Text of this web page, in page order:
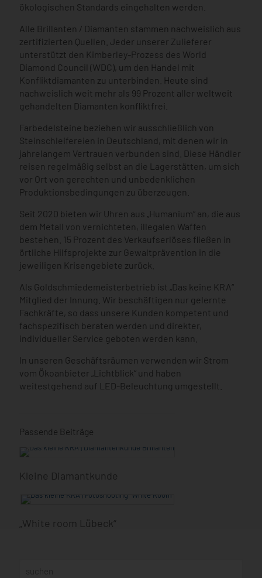
ökologischen Standards eingehalten werden.
Alle Brillanten / Diamanten stammen nachweislich aus
zertifizierten Quellen. Jeder unserer Zulieferer
unterstützt den Kimberley-Prozess des World
Diamond Council (WDC), um den Handel mit
Konfliktdiamanten zu unterbinden. Heute sind
nachweislich weit mehr als 99 Prozent aller weltweit
gehandelten Diamanten konfliktfrei.
Farbedelsteine beziehen wir ausschließlich von
Steinschleifereien in Deutschland, mit denen wir in
jahrelangem Vertrauen verbunden sind. Diese Händler
reisen regelmäßig selbst an die Lagerstätten, um sich
vor Ort von gerechten und unbedenklichen
Produktionsbedingungen zu überzeugen.
Seit 2020 bieten wir Uhren aus „Humanium“ an, die aus
dem Metall von vernichteten, illegalen Waffen
bestehen. 15 Prozent des Verkaufserlöses fließen in
örtliche Hilfsprojekte zur Gewaltprävention in die
jeweiligen Krisengebiete zurück.
Als Goldschmiedemeisterbetrieb ist „Das keine KRA“
Mitglied der Innung. Wir beschäftigen nur gelernte
Fachkräfte, so dass unsere Kunden kompetent und
fachspezifisch beraten werden und direkter,
individueller Service geboten werden kann.
In unseren Geschäftsräumen verwenden wir Strom
vom Ökoanbieter „Lichtblick“ und haben
weitestgehend auf LED-Beleuchtung umgestellt.
Passende Beiträge
Kleine Diamantkunde
„White room Lübeck“